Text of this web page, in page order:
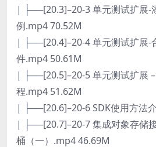
| ├──[20.3]–20-3 单元测试扩展-
例.mp4 70.52M
| ├──[20.4]–20-4 单元测试扩展-
件.mp4 50.61M
| ├──[20.5]–20-5 单元测试扩展
程.mp4 51.62M
| ├──[20.6]–20-6 SDK使用方法
| ├──[20.7]–20-7 集成对象存储
桶（一）.mp4 46.69M